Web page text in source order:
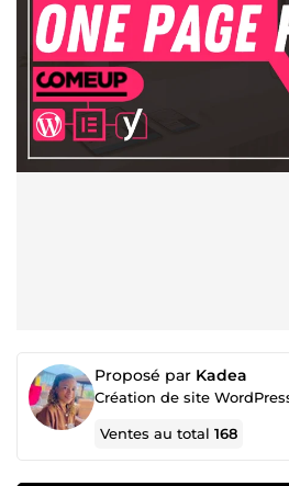
Proposé par Kadea
Ventes au total168